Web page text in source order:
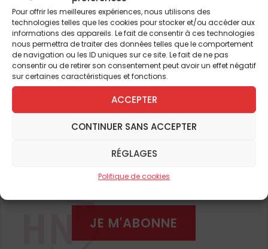
Pour offrir les meilleures expériences, nous utilisons des
technologies telles que les cookies pour stocker et/ou accéder aux
informations des appareils. Le fait de consentir à ces technologies
nous permettra de traiter des données telles que le comportement
de navigation ou les ID uniques sur ce site. Le fait de ne pas
consentir ou de retirer son consentement peut avoir un effet négatif
sur certaines caractéristiques et fonctions.
ACCEPTER
CONTINUER SANS ACCEPTER
RÉGLAGES
Politique de cookies
johanniques qui se déroulent dans la ville en
mai, mais n’y a assisté à son grand regret
qu’une seule fois en 1909.
Écrire une histoire de Jeanne est
impossible
Ces raisons suffisent-elles à expliquer son
intérêt pour Jeanne ? Évidemment non. Mais
intentions et projets johanniques. Nous
savons qu’il travaille historiquement sur
son service militaire. Il lit de nombreux
ouvrages, en particulier les textes du procès
dit, à l’époque, de réhabilitation : il est
Pour continuer à lire cet
article
et de nombreux autres
ABONNEZ-VOUS DÈS À
PRÉSENT
JE M'ABONNE